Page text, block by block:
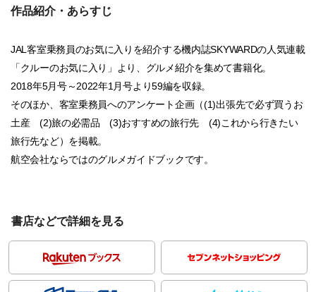
作品紹介・あらすじ
JAL客室乗務員のお気に入りを紹介する機内誌SKYWARDの人気連載
「クルーのお気に入り」より、グルメ紹介を集めて書籍化。
2018年5月号～2022年1月号より59編を収録。
そのほか、客室乗務員へのアンケート企画（(1)出張先で必ず買うお
土産 (2)旅の必需品 (3)おすすめの旅行先 (4)これから行きたい
旅行先など）を掲載。
航空会社ならではのグルメガイドブックです。
書店などで詳細を見る